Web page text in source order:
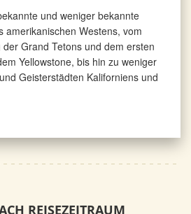
und weniger bekannte
amerikanischen Westens, vom
Grand Tetons und dem ersten
Yellowstone, bis hin zu weniger
Geisterstädten Kaliforniens und
REISEZEITRAUM